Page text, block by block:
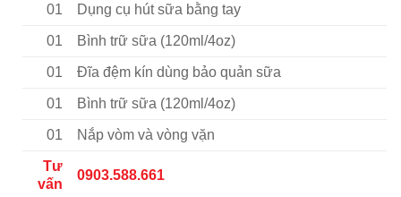
01 Dụng cụ hút sữa bằng tay
01 Bình trữ sữa (120ml/4oz)
01 Đĩa đệm kín dùng bảo quản sữa
01 Bình trữ sữa (120ml/4oz)
01 Nắp vòm và vòng vặn
Tư
vấn
0903.588.661